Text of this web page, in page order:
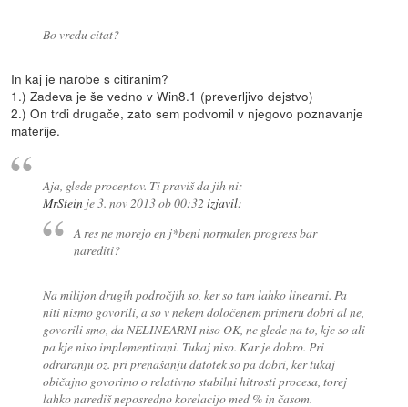
Bo vredu citat?
In kaj je narobe s citiranim?
1.) Zadeva je še vedno v Win8.1 (preverljivo dejstvo)
2.) On trdi drugače, zato sem podvomil v njegovo poznavanje
materije.
Aja, glede procentov. Ti praviš da jih ni:
MrSteinje3. nov 2013 ob 00:32 izjavil:
A res ne morejo en j*beni normalen progress bar
narediti?
Na milijon drugih področjih so, ker so tam lahko linearni. Pa
niti nismo govorili, a so v nekem določenem primeru dobri al ne,
govorili smo, da NELINEARNI niso OK, ne glede na to, kje so ali
pa kje niso implementirani. Tukaj niso. Kar je dobro. Pri
odraranju oz. pri prenašanju datotek so pa dobri, ker tukaj
običajno govorimo o relativno stabilni hitrosti procesa, torej
lahko narediš neposredno korelacijo med % in časom.